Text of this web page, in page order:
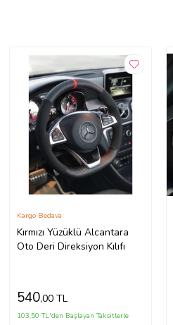
Kırmızı Yüzüklü Alcantara
Oto Deri Direksiyon Kılıfı
Kargo Bedava
540,00 TL
103,50 TL'den Başlayan Taksitlerle